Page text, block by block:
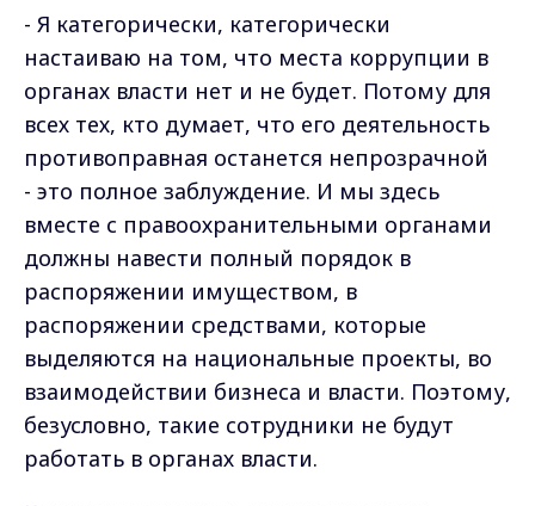
- Я категорически, категорически
настаиваю на том, что места коррупции в
органах власти нет и не будет. Потому для
всех тех, кто думает, что его деятельность
противоправная останется непрозрачной
- это полное заблуждение. И мы здесь
вместе с правоохранительными органами
должны навести полный порядок в
распоряжении имуществом, в
распоряжении средствами, которые
выделяются на национальные проекты, во
взаимодействии бизнеса и власти. Поэтому,
безусловно, такие сотрудники не будут
работать в органах власти.